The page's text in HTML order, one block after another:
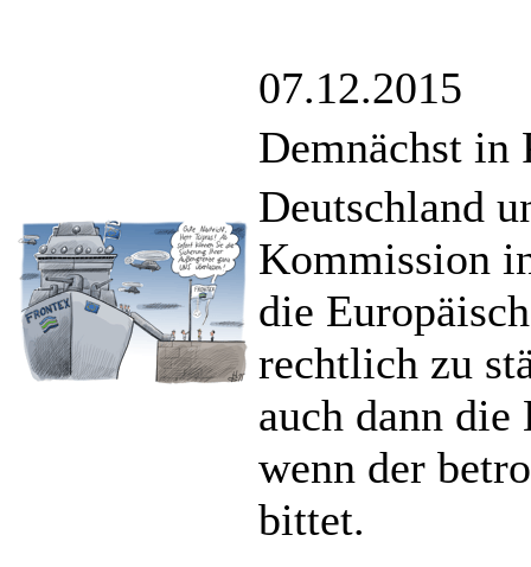
07.12.2015
Demnächst in
Deutschland
Kommission
die
rechtlich zu
auch dann die
wenn der
bittet.